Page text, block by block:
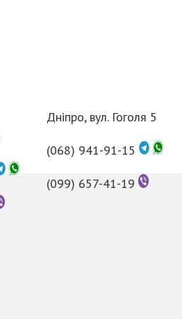
Дніпро, вул. Гоголя 5
(068) 941-91-15
(099) 657-41-19